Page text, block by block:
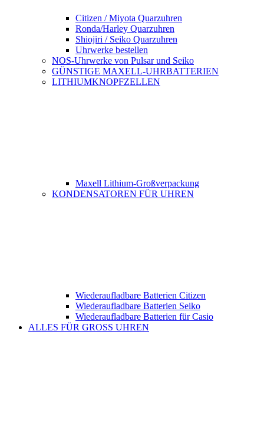
Citizen / Miyota Quarzuhren
Ronda/Harley Quarzuhren
Shiojiri / Seiko Quarzuhren
Uhrwerke bestellen
NOS-Uhrwerke von Pulsar und Seiko
GÜNSTIGE MAXELL-UHRBATTERIEN
LITHIUMKNOPFZELLEN
Maxell Lithium-Großverpackung
KONDENSATOREN FÜR UHREN
Wiederaufladbare Batterien Citizen
Wiederaufladbare Batterien Seiko
Wiederaufladbare Batterien für Casio
ALLES FÜR GROSS UHREN